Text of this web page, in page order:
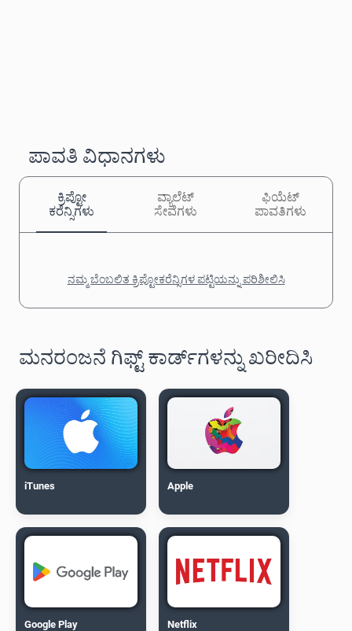
ಪಾವತಿ ವಿಧಾನಗಳು
ಕ್ರಿಪ್ಟೋ
ಕರೆನ್ಸಿಗಳು
ವ್ಯಾಲೆಟ್
ಸೇವೆಗಳು
ಫಿಯೆಟ್
ಪಾವತಿಗಳು
ನಮ್ಮ ಬೆಂಬಲಿತ ಕ್ರಿಪ್ಟೋಕರೆನ್ಸಿಗಳ ಪಟ್ಟಿಯನ್ನು ಪರಿಶೀಲಿಸಿ
ಮನರಂಜನೆ ಗಿಫ್ಟ್ ಕಾರ್ಡ್‌ಗಳನ್ನು ಖರೀದಿಸಿ
iTunes Apple
Google Play Netflix